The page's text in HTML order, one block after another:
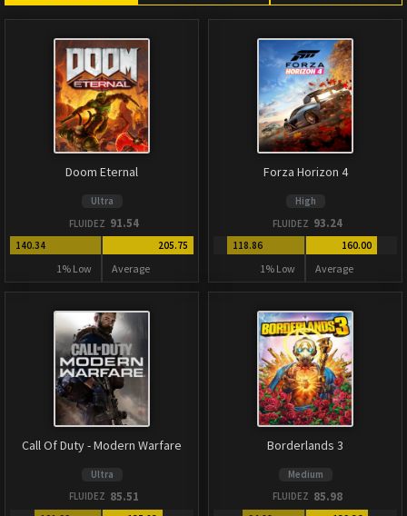
Doom Eternal
Ultra
FLUIDEZ 91.54
140.34
1% Low
205.75
Average
Forza Horizon 4
High
FLUIDEZ 93.24
118.86
1% Low
160.00
Average
Call Of Duty - Modern Warfare
Ultra
FLUIDEZ 85.51
Borderlands 3
Medium
FLUIDEZ 85.98